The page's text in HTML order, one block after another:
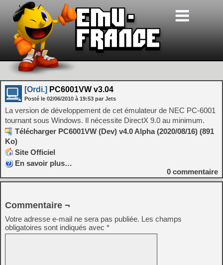
[Ordi.] PC6001VW v3.04
Posté le 02/06/2010 à 19:53 par Jets
La version de développement de cet émulateur de NEC PC-6001
tournant sous Windows. Il nécessite DirectX 9.0 au minimum.
Télécharger PC6001VW (Dev) v4.0 Alpha (2020/08/16) (891
Ko)
Site Officiel
En savoir plus…
0 commentaire
Commentaire ¬
Votre adresse e-mail ne sera pas publiée. Les champs
obligatoires sont indiqués avec *